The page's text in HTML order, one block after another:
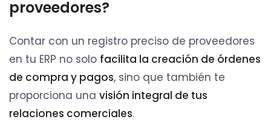
proveedores?
Contar con un registro preciso de proveedores
en tu ERP no solo facilita la creación de órdenes
de compra y pagos, sino que también te
proporciona una visión integral de tus
relaciones comerciales.